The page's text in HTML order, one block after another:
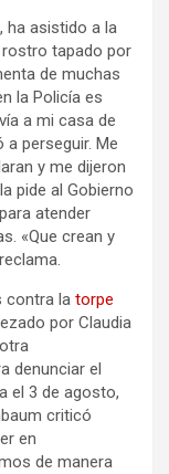
ha asistido a la
tapado por
de muchas
la Policía es
a mi casa de
perseguir. Me
y me dijeron
pide al Gobierno
atender
«Que crean y
contra la torpe
por Claudia
denunciar el
el 3 de agosto,
criticó
en
de manera